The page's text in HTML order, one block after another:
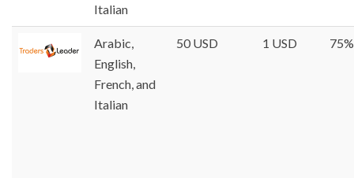
Italian
Arabic,
English,
French, and
Italian
50 USD 1 USD 75%